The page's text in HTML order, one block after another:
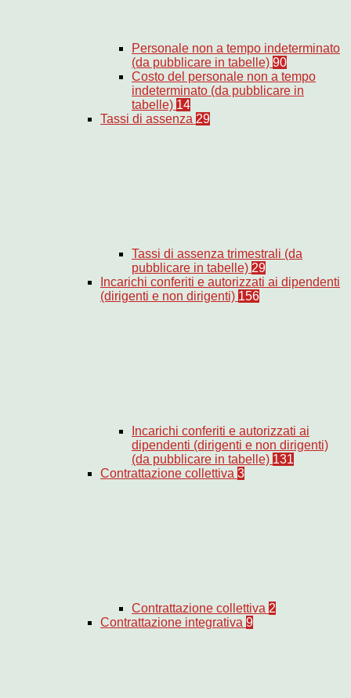
Personale non a tempo indeterminato
(da pubblicare in tabelle) 90
Costo del personale non a tempo
indeterminato (da pubblicare in
tabelle) 14
Tassi di assenza 29
Tassi di assenza trimestrali (da
pubblicare in tabelle) 29
Incarichi conferiti e autorizzati ai dipendenti
(dirigenti e non dirigenti) 156
Incarichi conferiti e autorizzati ai
dipendenti (dirigenti e non dirigenti)
(da pubblicare in tabelle) 131
Contrattazione collettiva 3
Contrattazione collettiva 2
Contrattazione integrativa 9